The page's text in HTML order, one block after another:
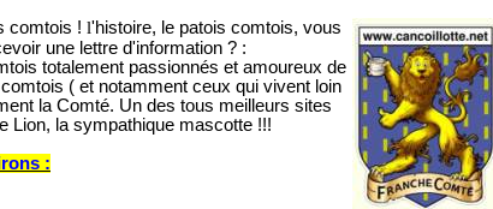
comtois ! l'histoire, le patois comtois, vous
une lettre d'information ? :
totalement passionnés et amoureux de
( et notamment ceux qui vivent loin
la Comté. Un des tous meilleurs sites
Lion, la sympathique mascotte !!!
: